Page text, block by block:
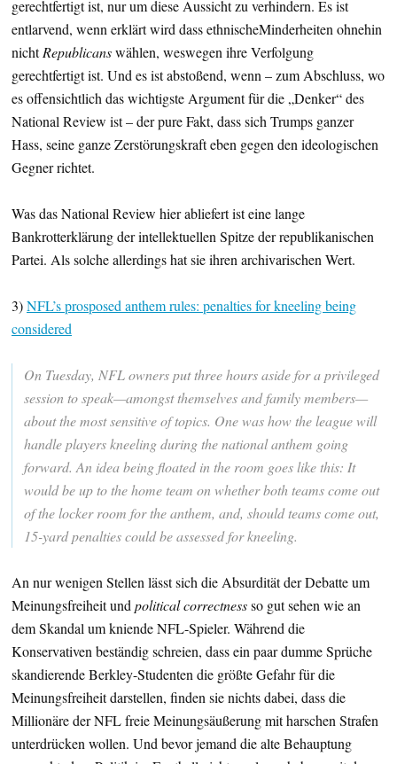
gerechtfertigt ist, nur um diese Aussicht zu verhindern. Es ist
entlarvend, wenn erklärt wird dass ethnischeMinderheiten ohnehin
nichtRepublicanswählen, weswegen ihre Verfolgung
gerechtfertigt ist. Und es ist abstoßend, wenn – zum Abschluss, wo
es offensichtlich das wichtigste Argument für die „Denker“ des
National Review ist – der pure Fakt, dass sich Trumps ganzer
Hass, seine ganze Zerstörungskraft eben gegen den ideologischen
Gegner richtet.
Was das National Review hier abliefert ist eine lange
Bankrotterklärung der intellektuellen Spitze der republikanischen
Partei. Als solche allerdings hat sie ihren archivarischen Wert.
3)NFL’s prosposed anthem rules: penalties for kneeling being
considered
On Tuesday, NFL owners put three hours aside for a privileged
session to speak—amongst themselves and family members—
about the most sensitive of topics. One was how the league will
handle players kneeling during the national anthem going
forward. An idea being floated in the room goes like this: It
would be up to the home team on whether both teams come out
of the locker room for the anthem, and, should teams come out,
15-yard penalties could be assessed for kneeling.
An nur wenigen Stellen lässt sich die Absurdität der Debatte um
Meinungsfreiheit und political correctnessso gut sehen wie an
dem Skandal um kniende NFL-Spieler. Während die
Konservativen beständig schreien, dass ein paar dumme Sprüche
skandierende Berkley-Studenten die größte Gefahr für die
Meinungsfreiheit darstellen, finden sie nichts dabei, dass die
Millionäre der NFL freie Meinungsäußerung mit harschen Strafen
unterdrücken wollen. Und bevor jemand die alte Behauptung